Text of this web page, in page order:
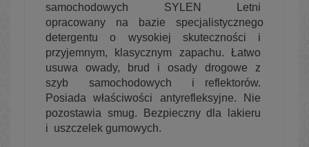
samochodowych SYLEN Letni
opracowany na bazie specjalistycznego
detergentu o wysokiej skuteczności i
przyjemnym, klasycznym zapachu. Łatwo
usuwa owady, brud i osady drogowe z
szyb samochodowych i reflektorów.
Posiada właściwości antyrefleksyjne. Nie
pozostawia smug. Bezpieczny dla lakieru
i uszczelek gumowych.